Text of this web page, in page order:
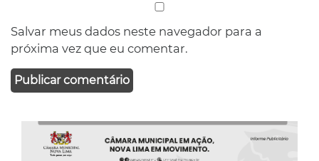
Salvar meus dados neste navegador para a
próxima vez que eu comentar.